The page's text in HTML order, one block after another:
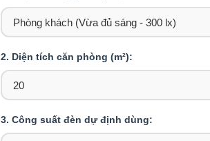
2. Diện tích căn phòng (m²):
3. Công suất đèn dự định dùng: